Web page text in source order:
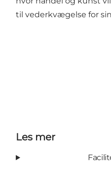
til vederkvægelse for
Les mer